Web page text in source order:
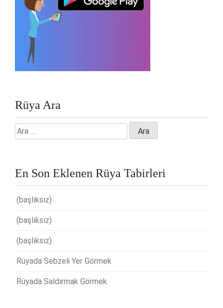
Rüya Ara
Arama:
En Son Eklenen Rüya Tabirleri
(başlıksız)
(başlıksız)
(başlıksız)
Rüyada Sebzeli Yer Görmek
Rüyada Saldırmak Görmek